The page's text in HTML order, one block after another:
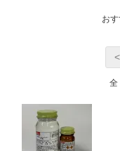
お
全